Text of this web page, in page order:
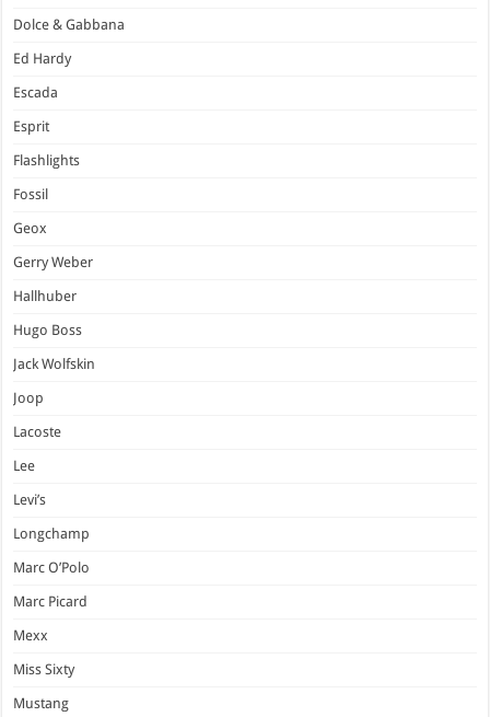
Dolce & Gabbana
Ed Hardy
Escada
Esprit
Flashlights
Fossil
Geox
Gerry Weber
Hallhuber
Hugo Boss
Jack Wolfskin
Joop
Lacoste
Lee
Levi’s
Longchamp
Marc O’Polo
Marc Picard
Mexx
Miss Sixty
Mustang